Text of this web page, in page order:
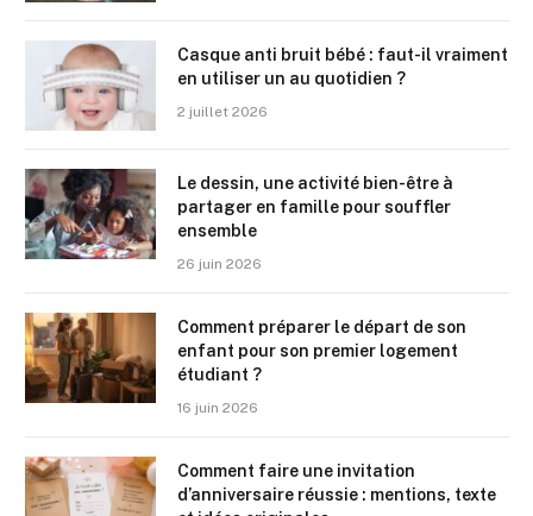
Casque anti bruit bébé : faut-il vraiment
en utiliser un au quotidien ?
2 juillet 2026
Le dessin, une activité bien-être à
partager en famille pour souffler
ensemble
26 juin 2026
Comment préparer le départ de son
enfant pour son premier logement
étudiant ?
16 juin 2026
Comment faire une invitation
d’anniversaire réussie : mentions, texte